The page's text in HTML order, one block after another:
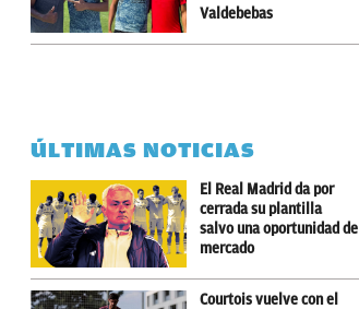
Valdebebas
ÚLTIMAS NOTICIAS
El Real Madrid da por
cerrada su plantilla
salvo una oportunidad de
mercado
Courtois vuelve con el